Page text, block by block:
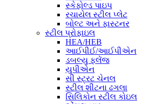
સ્કેફોલ્ડ પાઇપ
રચાયેલ સ્ટીલ પ્લેટ
બોલ્ટ અને ફાસ્ટનર
સ્ટીલ પ્રોફાઇલ
HEA/HEB
આઈપીઈ/આઈપીએન
ડબલ્યુ ફ્લેંજ
યુપીએન
સી સ્ટ્રટ ચેનલ
સ્ટીલ શીટના ઢગલા
સિલિકોન સ્ટીલ કોઇલ